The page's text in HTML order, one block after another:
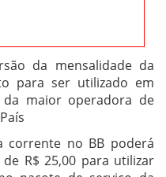
da mensalidade da
para ser utilizado em
maior operadora de
corrente no BB poderá
R$ 25,00 para utilizar